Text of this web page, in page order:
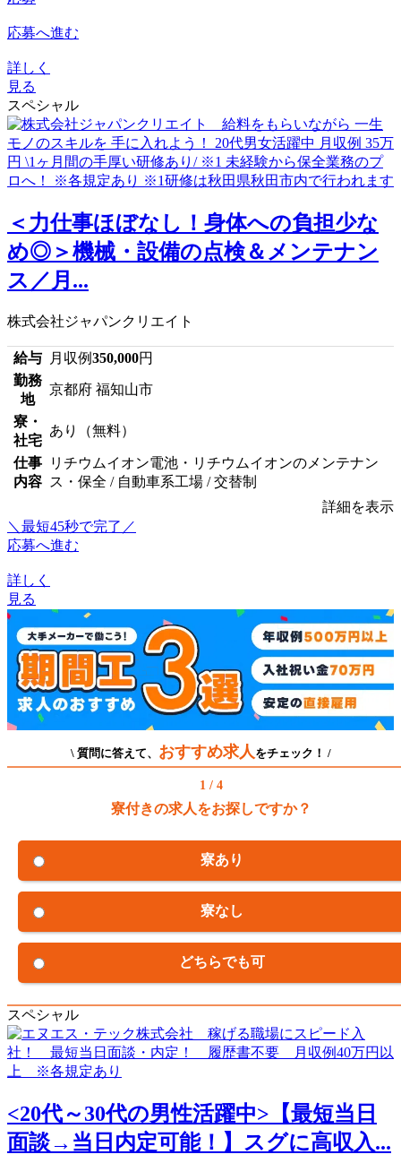
応募へ進む
詳しく
見る
スペシャル
＜力仕事ほぼなし！身体への負担少な
め◎＞機械・設備の点検＆メンテナン
ス／月...
株式会社ジャパンクリエイト
給与 月収例350,000円
勤務
地
京都府 福知山市
寮・
社宅
あり（無料）
仕事
内容
リチウムイオン電池・リチウムイオンのメンテナン
ス・保全 / 自動車系工場 / 交替制
詳細を表示
＼最短45秒で完了／
応募へ進む
詳しく
見る
\ 質問に答えて、 おすすめ求人 をチェック！ /
1 / 4
寮付きの求人をお探しですか？
寮あり
寮なし
どちらでも可
スペシャル
<20代～30代の男性活躍中>【最短当日
面談→当日内定可能！】スグに高収入...